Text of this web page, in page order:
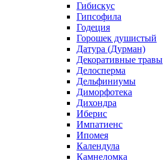
Гибискус
Гипсофила
Годеция
Горошек душистый
Датура (Дурман)
Декоративные травы
Делосперма
Дельфиниумы
Диморфотека
Дихондра
Иберис
Импатиенс
Ипомея
Календула
Камнеломка